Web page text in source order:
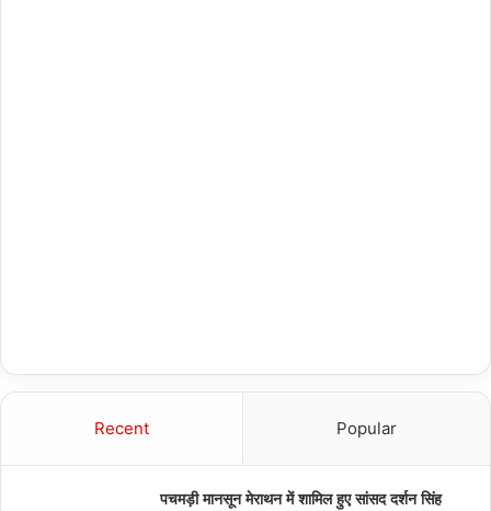
Recent Popular
पचमड़ी मानसून मेराथन में शामिल हुए सांसद दर्शन सिंह